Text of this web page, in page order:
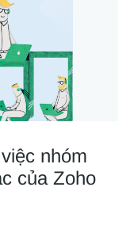
nhóm
của Zoho